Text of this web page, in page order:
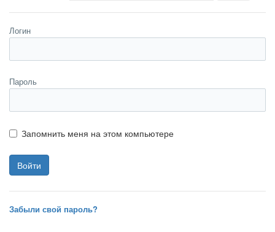
Логин
Пароль
Запомнить меня на этом компьютере
Забыли свой пароль?